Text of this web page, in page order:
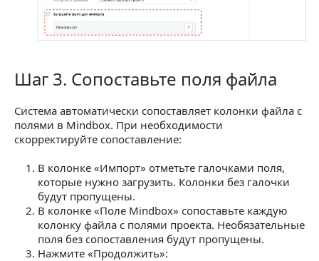
Шаг 3. Сопоставьте поля файла
Шаг 3. Сопоставьте поля файла
Система автоматически сопоставляет колонки файла с
полями в Mindbox. При необходимости
скорректируйте сопоставление:
В колонке «Импорт» отметьте галочками поля,
которые нужно загрузить. Колонки без галочки
будут пропущены.
В колонке «Поле Mindbox» сопоставьте каждую
колонку файла с полями проекта. Необязательные
поля без сопоставления будут пропущены.
Нажмите «Продолжить»: